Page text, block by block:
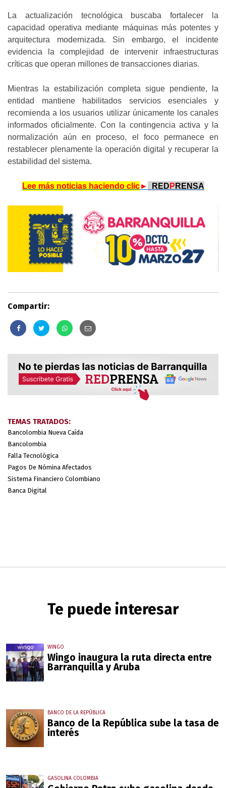
La actualización tecnológica buscaba fortalecer la
capacidad operativa mediante máquinas más potentes y
arquitectura modernizada. Sin embargo, el incidente
evidencia la complejidad de intervenir infraestructuras
críticas que operan millones de transacciones diarias.
Mientras la estabilización completa sigue pendiente, la
entidad mantiene habilitados servicios esenciales y
recomienda a los usuarios utilizar únicamente los canales
informados oficialmente. Con la contingencia activa y la
normalización aún en proceso, el foco permanece en
restablecer plenamente la operación digital y recuperar la
estabilidad del sistema.
Lee más noticias haciendo clic► RED P RENSA
Compartir:
TEMAS TRATADOS:
Bancolombia Nueva Caída
Bancolombia
Falla Tecnológica
Pagos De Nómina Afectados
Sistema Financiero Colombiano
Banca Digital
Te puede interesar
WINGO
Wingo inaugura la ruta directa entre
Barranquilla y Aruba
BANCO DE LA REPÚBLICA
Banco de la República sube la tasa de
interés
GASOLINA COLOMBIA